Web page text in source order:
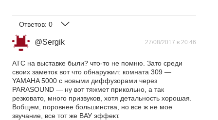
Ответов: 0
@Sergik 27/08/2017 в 20:46
АТС на выставке были? что-то не помню. Зато среди
своих заметок вот что обнаружил: комната 309 —
YAMAHA 5000 с новыми диффузорами через
PARASOUND — ну вот тяжмет прикольно, а так
резковато, много призвуков, хотя детальность хорошая.
Вобщем, поровнее большинства, но все ж не мое
звучание, все тот же ВАУ эффект.